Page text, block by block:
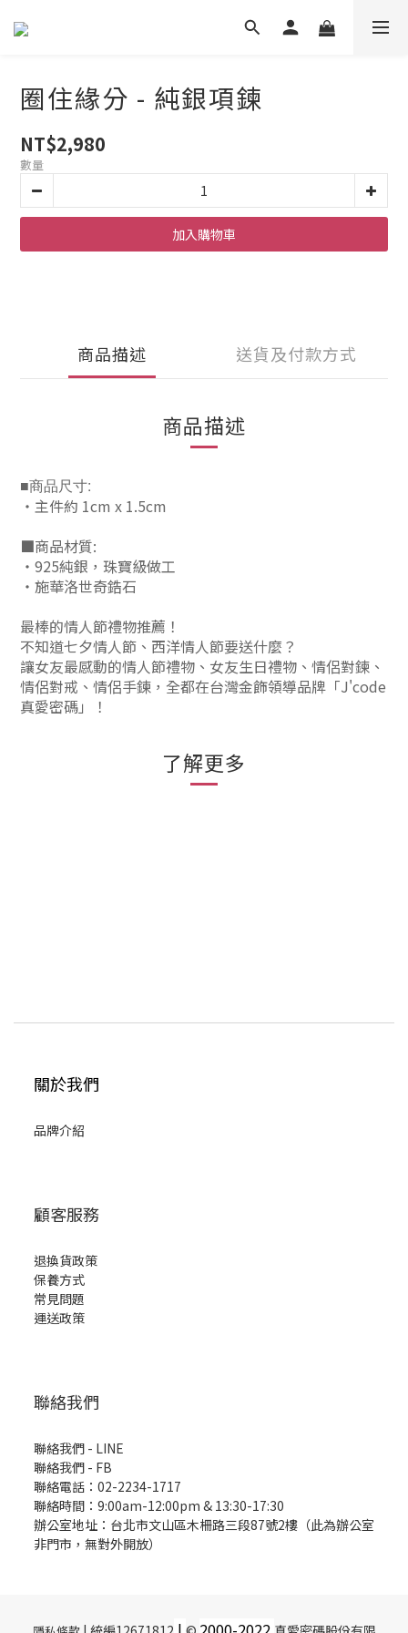
圈住緣分 - 純銀項鍊
NT$2,980
數量
加入購物車
商品描述 送貨及付款方式
商品描述
■商品尺寸:
‧主件約 1cm x 1.5cm
■商品材質:
‧925純銀，珠寶級做工
‧施華洛世奇鋯石
最棒的情人節禮物推薦！
不知道七夕情人節、西洋情人節要送什麼？
讓女友最感動的情人節禮物、女友生日禮物、情侶對鍊、
情侶對戒、情侶手鍊，全都在台灣金飾領導品牌「J'code
真愛密碼」！
了解更多
關於我們
品牌介紹
顧客服務
退換貨政策
保養方式
常見問題
運送政策
聯絡我們
聯絡我們 - LINE
聯絡我們 - FB
聯絡電話：02-2234-1717
聯絡時間：9:00am-12:00pm & 13:30-17:30
辦公室地址：台北市文山區木柵路三段87號2樓（此為辦公室
非門市，無對外開放）